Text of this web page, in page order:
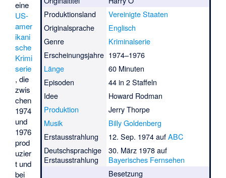
Produktionsland
Vereinigte Staaten
Originalsprache
Englisch
Genre
Kriminalserie
Erscheinungsjahre 1974–1976
Länge
60 Minuten
Episoden
44 in 2 Staffeln
Idee
Howard Rodman
Produktion
Jerry Thorpe
Musik
Billy Goldenberg
Erstausstrahlung
12. Sep. 1974 aufABC
Deutschsprachige
Erstausstrahlung
30. März 1978 auf
Bayerisches Fernsehen
Besetzung
eine
US-
amer
ikani
sche
Krimi
serie
, die
zwis
chen
1974
und
1976
prod
uzier
t und
bei